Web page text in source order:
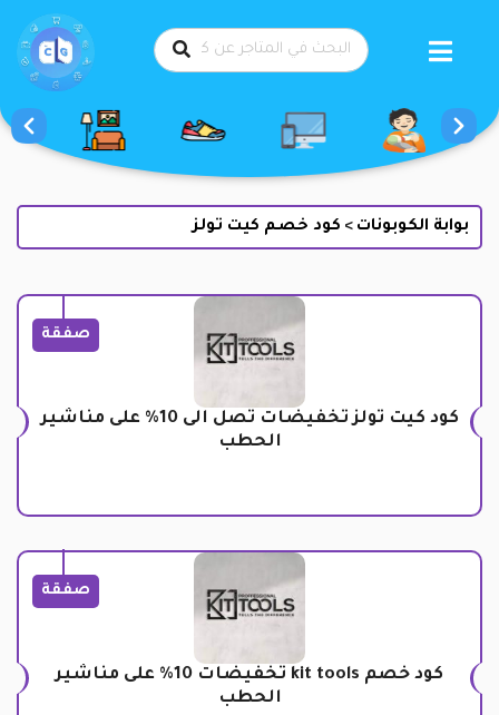
بوابة الكوبونات > كود خصم كيت تولز
صفقة
كود كيت تولز تخفيضات تصل الى 10% على مناشير
الحطب
صفقة
كود خصم kit tools تخفيضات 10% على مناشير
الحطب